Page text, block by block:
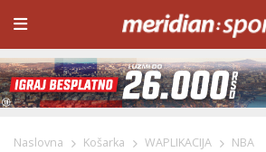
Naslovna Košarka WAPLIKACIJA NBA